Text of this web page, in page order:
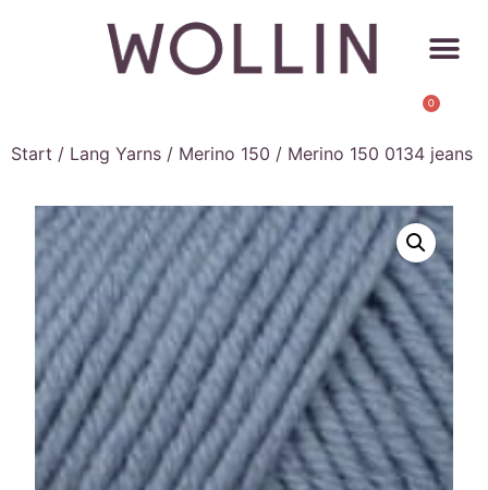
0
Start / Lang Yarns / Merino 150 / Merino 150 0134 jeans